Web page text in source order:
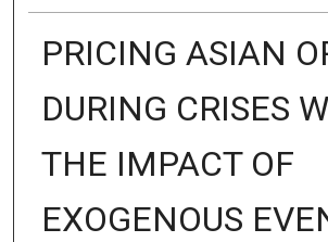
PRICING ASIAN
DURING CRISES
THE IMPACT OF
EXOGENOUS